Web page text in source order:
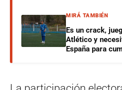
MIRÁ TAMBIÉN
Es un crack,
Atlético y
España para